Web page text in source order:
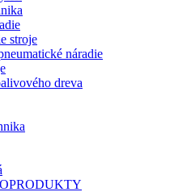
stroje
náradie
dreva